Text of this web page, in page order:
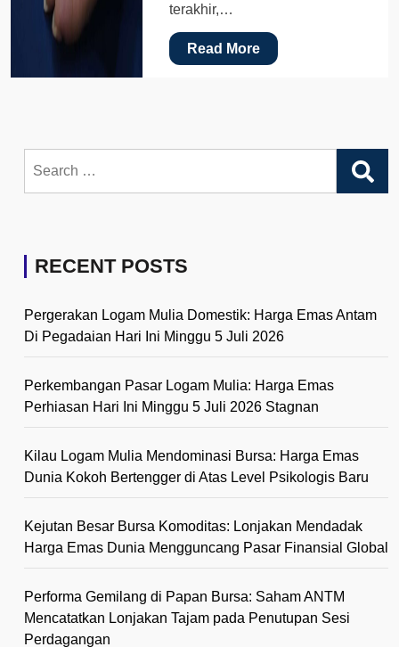
terakhir,…
Read More
for:
RECENT POSTS
Pergerakan Logam Mulia Domestik: Harga Emas Antam
Di Pegadaian Hari Ini Minggu 5 Juli 2026
Perkembangan Pasar Logam Mulia: Harga Emas
Perhiasan Hari Ini Minggu 5 Juli 2026 Stagnan
Kilau Logam Mulia Mendominasi Bursa: Harga Emas
Dunia Kokoh Bertengger di Atas Level Psikologis Baru
Kejutan Besar Bursa Komoditas: Lonjakan Mendadak
Harga Emas Dunia Mengguncang Pasar Finansial Global
Performa Gemilang di Papan Bursa: Saham ANTM
Mencatatkan Lonjakan Tajam pada Penutupan Sesi
Perdagangan